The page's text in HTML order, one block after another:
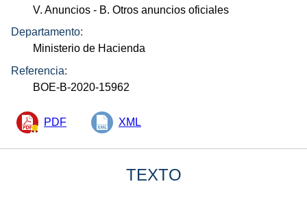
V. Anuncios - B. Otros anuncios oficiales
Departamento:
Ministerio de Hacienda
Referencia:
BOE-B-2020-15962
PDF XML
TEXTO